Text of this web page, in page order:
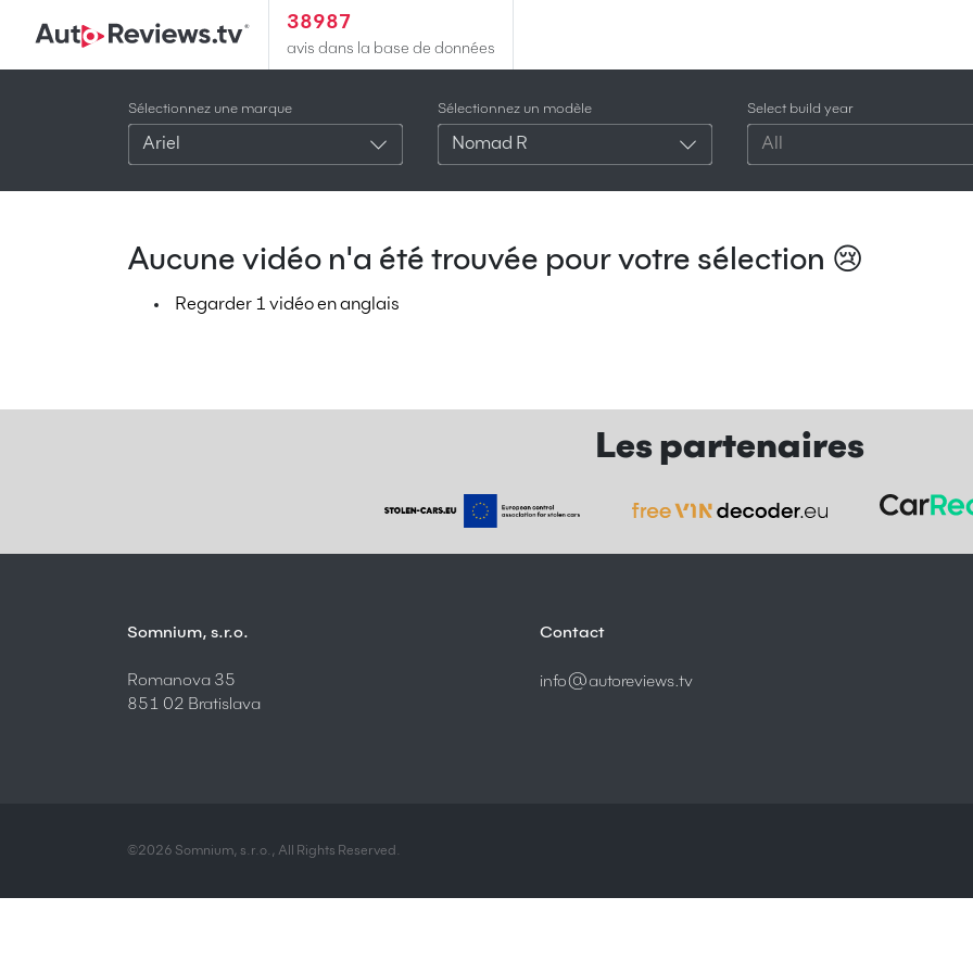
38987
avis dans la base de données
Sélectionnez une marque
Ariel
Sélectionnez un modèle
Nomad R
Select build year
All
Aucune vidéo n'a été trouvée pour votre sélection 😢
Regarder 1 vidéo en anglais
Les partenaires
Somnium, s.r.o.
Romanova 35
851 02 Bratislava
Contact
info@autoreviews.tv
©2026 Somnium, s.r.o., All Rights Reserved.